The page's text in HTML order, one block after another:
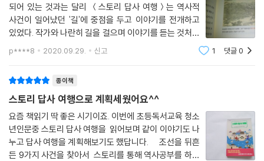
따라서 의병들이 서울을 공격해 점령한다면 조선에서 일본을 아예 몰아내
는 것이 가능했다. 이전의 의병들은 인원이나 무기가 부족했기 때문에 엄
두도 내지 못했지만 1907년 군대해산 이후로 이를 시도하려는 움직임이
많아졌다. 특히 진위대가 합류하면서 전력이 강력해진 원주 지역 의병들이
영과 원주 진위대 특무정교 출신 의병장 민긍호 그리고 경기도를 활동 무
잡거나 혹은 아예 해산 군인 출신이라는 공통점이 있다.
각지의 의병들을 규합해서 서울로 쳐들어간다는 이인영의 계획은 1907년
가을, 전국의 의병들에게 힘을 모으자는 격문을 보내는 것으로 시작한다.
--- p.230
되어 있는 것과는 달리 ＜스토리 답사 여행＞는 역사적
사건이 일어났던 '길'에 중점을 두고 이야기를 전개하고
있었다. 작가와 나란히 길을 걸으며 이야기를 듣는 것처럼
거리의 모습과 그에 관련된 역사적 사건들이 생생하게 설
명되어 있었다. 이 책을 읽으며 가장 좋았던 부분은 간략
p****8 2020.09.29. 신고 1 댓글0
종이책
스토리 답사 여행으로 계획세웠어요^^
요즘 책읽기 딱 좋은 시기이죠. 이번에 초등독서교육 청소
년인문중 스토리 답사 여행을 읽어보며 같이 이야기도 나
누고 답사 여행을 계획해보기도 했답니다. 조선을 뒤흔
든 9가지 사건을 찾아서 스토리를 통해 역사공부를 하고